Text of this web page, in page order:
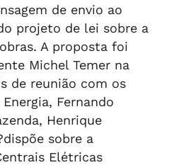
de envio ao
projeto de lei sobre a
A proposta foi
Michel Temer na
de reunião com os
Fernando
Henrique
sobre a
Elétricas